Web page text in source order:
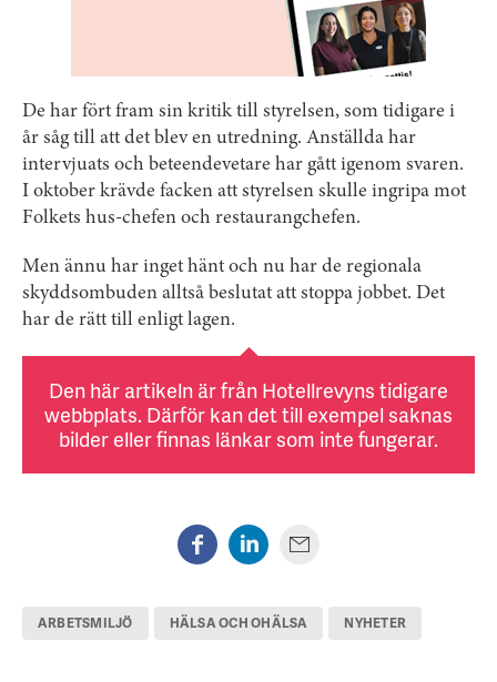
De har fört fram sin kritik till styrelsen, som tidigare i
år såg till att det blev en utredning. Anställda har
intervjuats och beteendevetare har gått igenom svaren.
I oktober krävde facken att styrelsen skulle ingripa mot
Folkets hus-chefen och restaurangchefen.
Men ännu har inget hänt och nu har de regionala
skyddsombuden alltså beslutat att stoppa jobbet. Det
har de rätt till enligt lagen.
Den här artikeln är från Hotellrevyns tidigare
webbplats. Därför kan det till exempel saknas
bilder eller finnas länkar som inte fungerar.
ARBETSMILJÖ HÄLSA OCH OHÄLSA NYHETER